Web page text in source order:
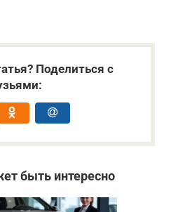
Поделиться с
быть интересно